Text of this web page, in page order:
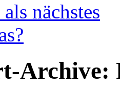
nächstes
Archive: